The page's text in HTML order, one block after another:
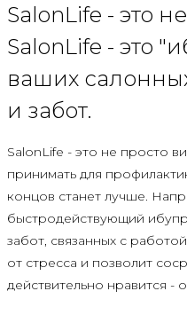
SalonLife - это
SalonLife - это
ваших
и забот.
SalonLife - это не просто
принимать для
концов станет лучше.
быстродействующий
забот, связанных с
от стресса и позволит
действительно нравится -